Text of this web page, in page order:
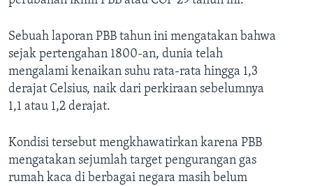
Sebuah laporan PBB tahun ini mengatakan bahwa
sejak pertengahan 1800-an, dunia telah
mengalami kenaikan suhu rata-rata hingga 1,3
derajat Celsius, naik dari perkiraan sebelumnya
1,1 atau 1,2 derajat.
Kondisi tersebut mengkhawatirkan karena PBB
mengatakan sejumlah target pengurangan gas
rumah kaca di berbagai negara masih belum